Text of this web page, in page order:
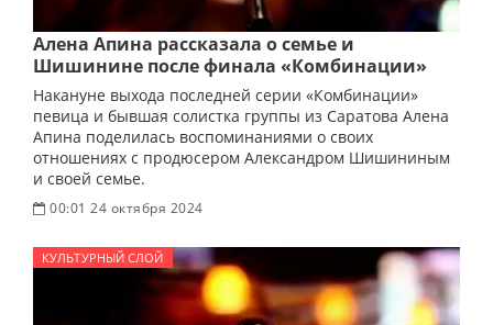
Алена Апина рассказала о семье и
Шишинине после финала «Комбинации»
Накануне выхода последней серии «Комбинации»
певица и бывшая солистка группы из Саратова Алена
Апина поделилась воспоминаниями о своих
отношениях с продюсером Александром Шишининым
и своей семье.
00:01 24 октября 2024
КУЛЬТУРНЫЙ СЛОЙ